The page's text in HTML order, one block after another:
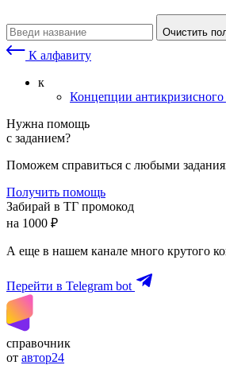
Очистить
К алфавиту
к
Концепции антикризисного
Нужна помощь
с заданием?
Поможем справиться с любыми
Получить помощь
Забирай в ТГ промокод
на 1000 ₽
А еще в нашем канале много крутого
Перейти в Telegram bot
справочник
от автор24